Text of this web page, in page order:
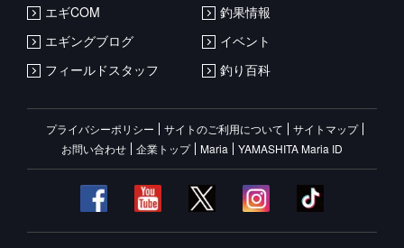
エギCOM
釣果情報
エギングブログ
イベント
フィールドスタッフ
釣り百科
プライバシーポリシー サイトのご利用について
サイトマップ
お問い合わせ
企業トップ Maria YAMASHITA Maria ID